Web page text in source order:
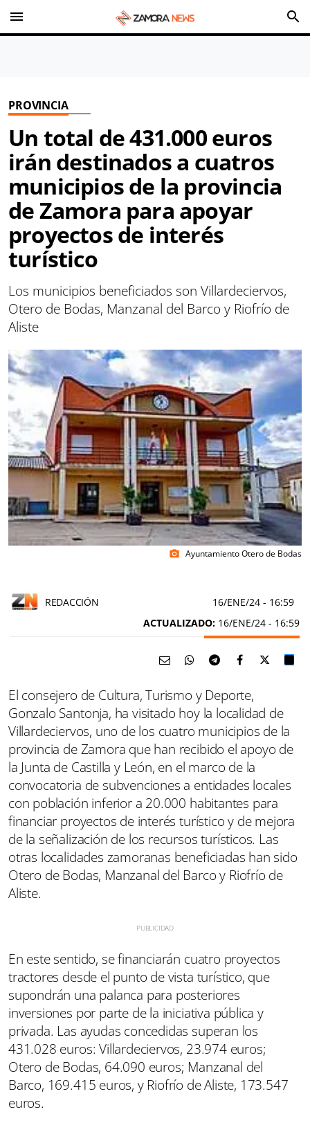
menu search
PROVINCIA
Un total de 431.000 euros
irán destinados a cuatros
municipios de la provincia
de Zamora para apoyar
proyectos de interés
turístico
Los municipios beneficiados son Villardeciervos,
Otero de Bodas, Manzanal del Barco y Riofrío de
Aliste
photo_camera Ayuntamiento Otero de Bodas
REDACCIÓN 16/ENE/24 - 16:59
ACTUALIZADO: 16/ENE/24 - 16:59
El consejero de Cultura, Turismo y Deporte,
Gonzalo Santonja, ha visitado hoy la localidad de
Villardeciervos, uno de los cuatro municipios de la
provincia de Zamora que han recibido el apoyo de
la Junta de Castilla y León, en el marco de la
convocatoria de subvenciones a entidades locales
con población inferior a 20.000 habitantes para
financiar proyectos de interés turístico y de mejora
de la señalización de los recursos turísticos. Las
otras localidades zamoranas beneficiadas han sido
Otero de Bodas, Manzanal del Barco y Riofrío de
Aliste.
En este sentido, se financiarán cuatro proyectos
tractores desde el punto de vista turístico, que
supondrán una palanca para posteriores
inversiones por parte de la iniciativa pública y
privada. Las ayudas concedidas superan los
431.028 euros: Villardeciervos, 23.974 euros;
Otero de Bodas, 64.090 euros; Manzanal del
Barco, 169.415 euros, y Riofrío de Aliste, 173.547
euros.